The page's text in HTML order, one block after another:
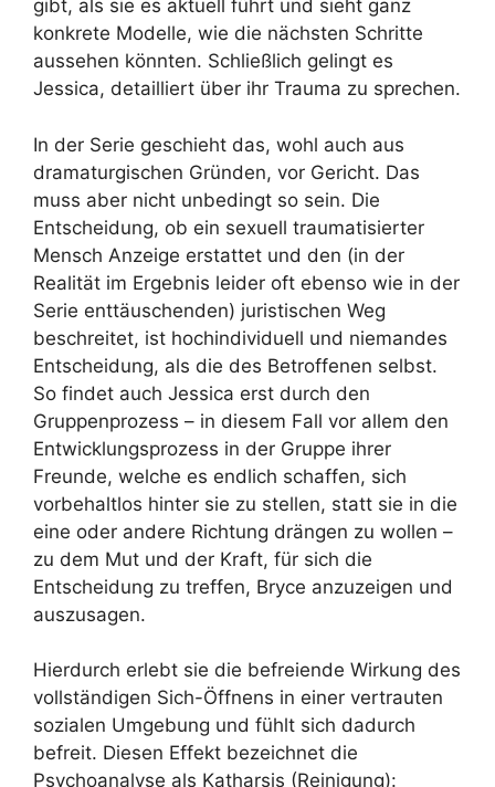
gibt, als sie es aktuell führt und sieht ganz
konkrete Modelle, wie die nächsten Schritte
aussehen könnten. Schließlich gelingt es
Jessica, detailliert über ihr Trauma zu sprechen.
In der Serie geschieht das, wohl auch aus
dramaturgischen Gründen, vor Gericht. Das
muss aber nicht unbedingt so sein. Die
Entscheidung, ob ein sexuell traumatisierter
Mensch Anzeige erstattet und den (in der
Realität im Ergebnis leider oft ebenso wie in der
Serie enttäuschenden) juristischen Weg
beschreitet, ist hochindividuell und niemandes
Entscheidung, als die des Betroffenen selbst.
So findet auch Jessica erst durch den
Gruppenprozess – in diesem Fall vor allem den
Entwicklungsprozess in der Gruppe ihrer
Freunde, welche es endlich schaffen, sich
vorbehaltlos hinter sie zu stellen, statt sie in die
eine oder andere Richtung drängen zu wollen –
zu dem Mut und der Kraft, für sich die
Entscheidung zu treffen, Bryce anzuzeigen und
auszusagen.
Hierdurch erlebt sie die befreiende Wirkung des
vollständigen Sich-Öffnens in einer vertrauten
sozialen Umgebung und fühlt sich dadurch
befreit. Diesen Effekt bezeichnet die
Psychoanalyse als Katharsis (Reinigung):